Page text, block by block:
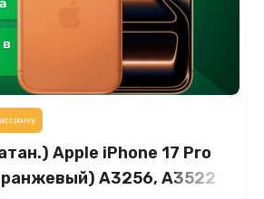
Apple iPhone 17 Pro
A3256, A3522